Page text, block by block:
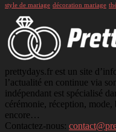
style de mariage décoration mariage
prettydays.fr est un site
l’actualité en continue via
indépendant est spécialisé
cérémonie, réception, mode,
encore…
Contactez-nous: